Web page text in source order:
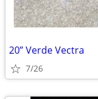
20” Verde Vectra
7/26